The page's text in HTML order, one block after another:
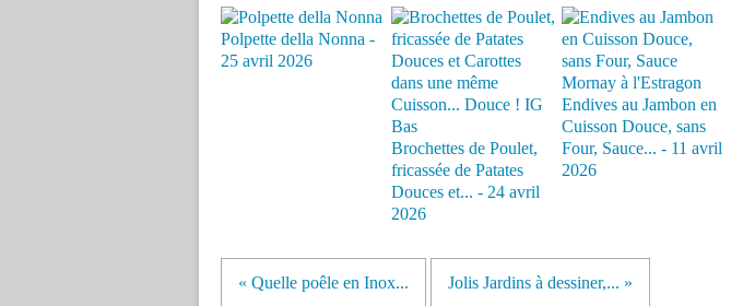
Polpette della Nonna -
25 avril 2026
Brochettes de Poulet,
fricassée de Patates
Douces et... - 24 avril
2026
Endives au Jambon en
Cuisson Douce, sans
Four, Sauce... - 11 avril
2026
« Quelle poêle en Inox... Jolis Jardins à dessiner,... »